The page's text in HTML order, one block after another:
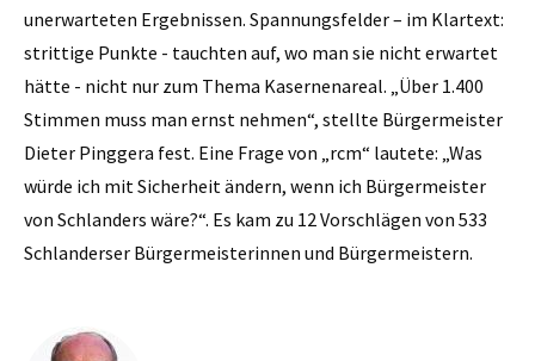
unerwarteten Ergebnissen. Spannungsfelder – im Klartext:
strittige Punkte - tauchten auf, wo man sie nicht erwartet
hätte - nicht nur zum Thema Kasernenareal. „Über 1.400
Stimmen muss man ernst nehmen“, stellte Bürgermeister
Dieter Pinggera fest. Eine Frage von „rcm“ lautete: „Was
würde ich mit Sicherheit ändern, wenn ich Bürgermeister
von Schlanders wäre?“. Es kam zu 12 Vorschlägen von 533
Schlanderser Bürgermeisterinnen und Bürgermeistern.